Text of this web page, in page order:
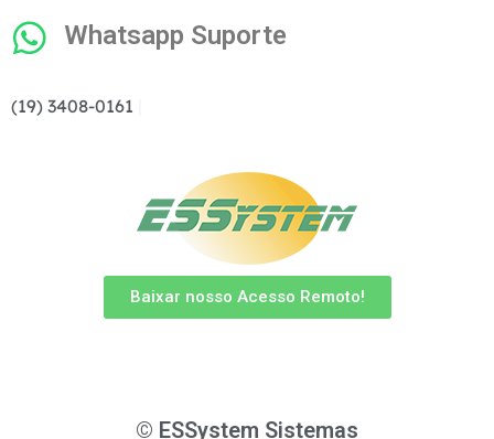
Whatsapp Suporte
(19) 3408-0161
Baixar nosso Acesso Remoto!
© ESSystem Sistemas